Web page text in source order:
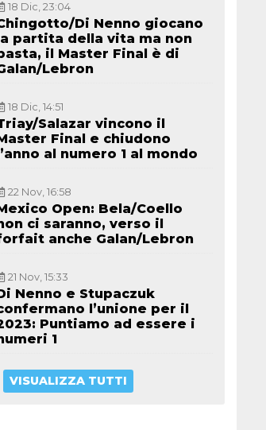
18 Dic, 23:04
Di Nenno giocano
partita della vita ma non
il Master Final è di
Lebron
18 Dic, 14:51
Salazar vincono il
Final e chiudono
al numero 1 al mondo
22 Nov, 16:58
Open: Bela/Coello
ci saranno, verso il
anche Galan/Lebron
21 Nov, 15:33
Nenno e Stupaczuk
l’unione per il
Puntiamo ad essere i
1
VISUALIZZA TUTTI